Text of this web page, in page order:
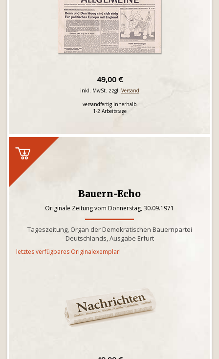
49,00 €
inkl. MwSt. zzgl. Versand
versandfertig innerhalb
1-2 Arbeitstage
Bauern-Echo
Originale Zeitung vom Donnerstag, 30.09.1971
Tageszeitung, Organ der Demokratischen Bauernpartei
Deutschlands, Ausgabe Erfurt
letztes verfügbares Originalexemplar!